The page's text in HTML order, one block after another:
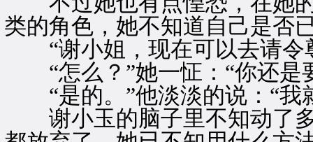
类的角色，她不知道自己是否
“谢小姐，现在可以去请令
“怎么？”她一怔：“你还是
“是的。”他淡淡的说：“我
谢小玉的脑子里不知动了多